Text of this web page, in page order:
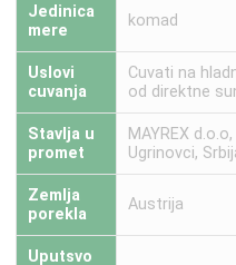
Jedinica
mere
komad
Uslovi
cuvanja
Cuvati na
od direktne
Stavlja u
promet
MAYREX
Ugrinovci,
Zemlja
porekla
Austrija
Uputsvo